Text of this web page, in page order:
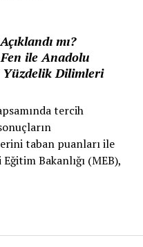
mı?
ile Anadolu
Yüzdelik Dilimleri
tercih
taban puanları ile
Bakanlığı (MEB),